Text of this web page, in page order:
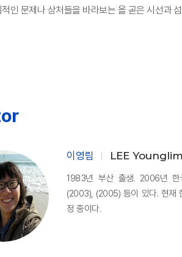
인 문제나 상처들을 바라보는 올 곧은 시선과
이영림 LEE Younglim
1983년 부산 출생. 2006년 한
(2003), (2005) 등이 있다. 현재
정 중이다.